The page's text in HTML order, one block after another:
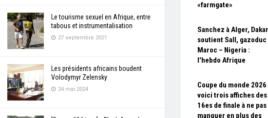
Le tourisme sexuel en Afrique, entre
tabous et instrumentalisation
27 septembre 2021
Les présidents africains boudent
Volodymyr Zelensky
24 mai 2024
«farmgate»
Sanchez à Alger, Dakar
soutient Sall, gazoduc
Maroc – Nigeria :
l'hebdo Afrique
Coupe du monde 2026
voici trois affiches des
16es de finale à ne pas
manquer en plus des